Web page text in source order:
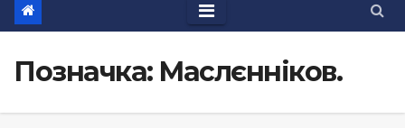
Позначка: Маслєнніков.